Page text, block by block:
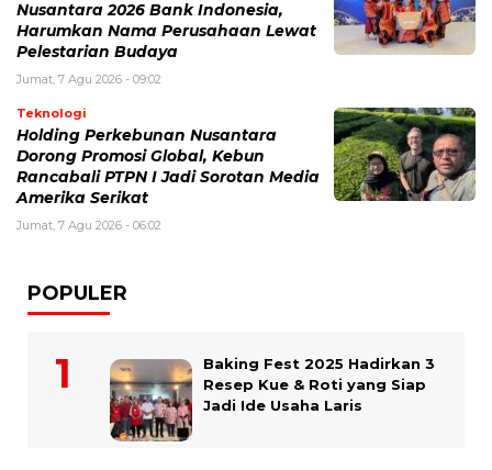
Nusantara 2026 Bank Indonesia,
Harumkan Nama Perusahaan Lewat
Pelestarian Budaya
Jumat, 7 Agu 2026 - 09:02
Teknologi
Holding Perkebunan Nusantara
Dorong Promosi Global, Kebun
Rancabali PTPN I Jadi Sorotan Media
Amerika Serikat
Jumat, 7 Agu 2026 - 06:02
POPULER
Baking Fest 2025 Hadirkan 3
Resep Kue & Roti yang Siap
Jadi Ide Usaha Laris